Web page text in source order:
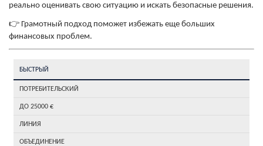
реально оценивать свою ситуацию и искать безопасные решения.
👉 Грамотный подход поможет избежать еще больших
финансовых проблем.
БЫСТРЫЙ
ПОТРЕБИТЕЛЬСКИЙ
ДО 25000 €
ЛИНИЯ
ОБЪЕДИНЕНИЕ